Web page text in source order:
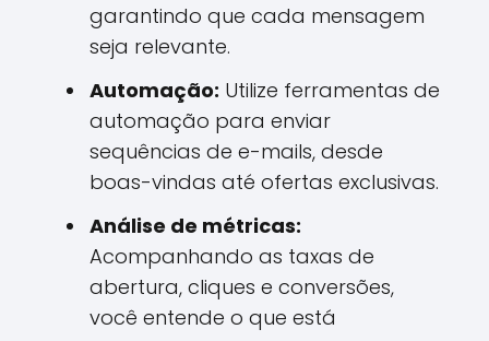
garantindo que cada mensagem
seja relevante.
Automação: Utilize ferramentas de
automação para enviar
sequências de e-mails, desde
boas-vindas até ofertas exclusivas.
Análise de métricas:
Acompanhando as taxas de
abertura, cliques e conversões,
você entende o que está